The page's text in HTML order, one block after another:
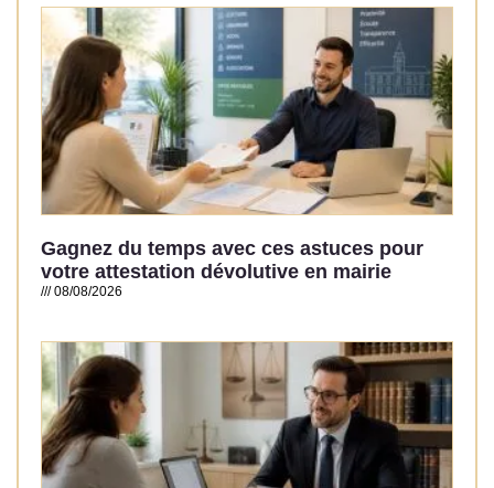
Gagnez du temps avec ces astuces pour
votre attestation dévolutive en mairie
08/08/2026